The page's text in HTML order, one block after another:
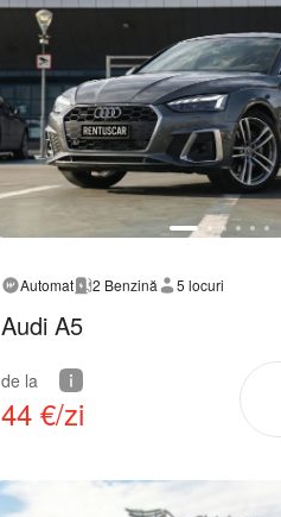
Automat 2 Benzină 5 locuri
Audi A5
de la
44 €/zi